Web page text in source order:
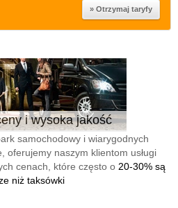
i wysoka jakość
samochodowy i wiarygodnych
oferujemy naszym klientom usługi
cenach, które często o 20-30% są
niż taksówki